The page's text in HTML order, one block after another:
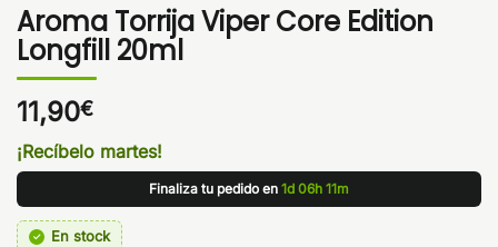
Aroma Torrija Viper Core Edition
Longfill 20ml
11,90€
¡Recíbelo martes!
Finaliza tu pedido en 1d 06h 11m
En stock